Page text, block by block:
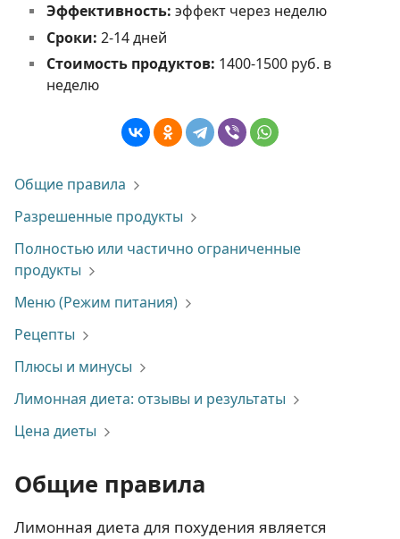
Эффективность: эффект через неделю
Сроки: 2-14 дней
Стоимость продуктов: 1400-1500 руб. в
неделю
Общие правила
Разрешенные продукты
Полностью или частично ограниченные
продукты
Меню (Режим питания)
Рецепты
Плюсы и минусы
Лимонная диета: отзывы и результаты
Цена диеты
Общие правила
Лимонная диета для похудения является